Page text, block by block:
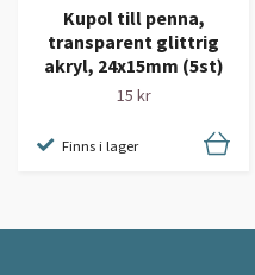
Kupol till penna,
transparent glittrig
akryl, 24x15mm (5st)
15 kr
Finns i lager